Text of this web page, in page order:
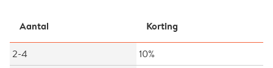
Aantal Korting
2-4
10%